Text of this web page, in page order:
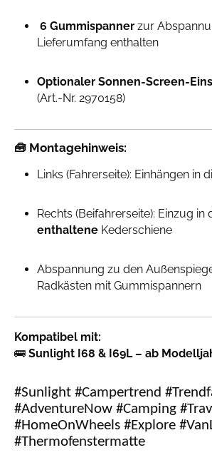
6 Gummispanner zur
Lieferumfang enthalten
Optionaler Sonnen-Screen-
(Art.-Nr. 2970158)
🧰 Montagehinweis:
Links (Fahrerseite): Einhängen in
Rechts (Beifahrerseite): Einzug in
enthaltene Kederschiene
Abspannung zu den
Radkästen mit Gummispannern
Kompatibel mit:
🚌 Sunlight I68 & I69L – ab
#Sunlight #Campertrend
#AdventureNow #Camping
#HomeOnWheels #Explore
#Thermofenstermatte